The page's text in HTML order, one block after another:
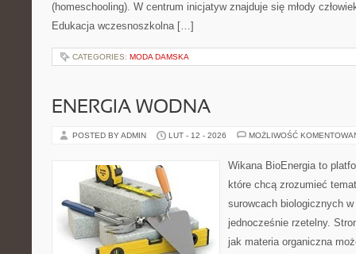
(homeschooling). W centrum inicjatyw znajduje się młody
Edukacja wczesnoszkolna […]
CATEGORIES: MODA DAMSKA
ENERGIA WODNA
POSTED BY ADMIN LUT - 12 - 2026 MOŻLIWOŚĆ
Wikana BioEnergia to
które chcą zrozumieć
surowcach biologicznych
jednocześnie rzetelny.
jak materia organiczna